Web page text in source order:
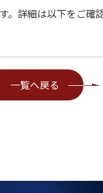
詳細は以下をご確
一覧へ戻る